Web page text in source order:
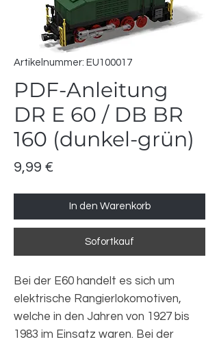
Artikelnummer: EU100017
PDF-Anleitung
DR E 60 / DB BR
160 (dunkel-grün)
9,99 €
In den Warenkorb
Sofortkauf
Bei der E60 handelt es sich um
elektrische Rangierlokomotiven,
welche in den Jahren von 1927 bis
1983 im Einsatz waren. Bei der